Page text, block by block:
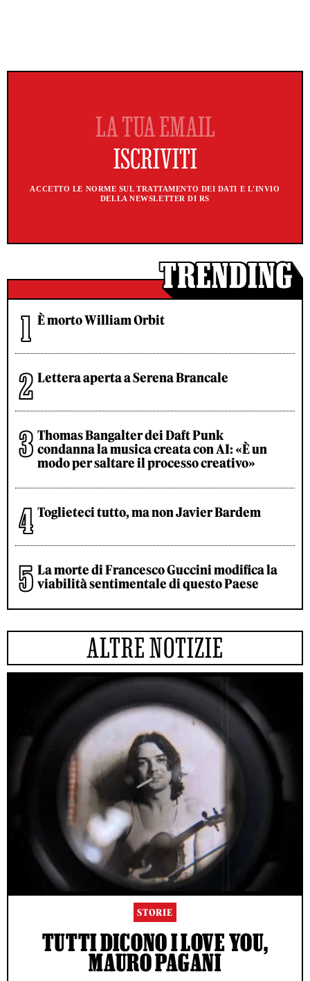
ACCETTO LE NORME SUL TRATTAMENTO DEI DATI E L'INVIO
DELLA NEWSLETTER DI RS
È morto William Orbit
Lettera aperta a Serena Brancale
Thomas Bangalter dei Daft Punk
condanna la musica creata con AI: «È un
modo per saltare il processo creativo»
Toglieteci tutto, ma non Javier Bardem
La morte di Francesco Guccini modifica la
viabilità sentimentale di questo Paese
ALTRE NOTIZIE
STORIE
TUTTI DICONO I LOVE YOU,
MAURO PAGANI